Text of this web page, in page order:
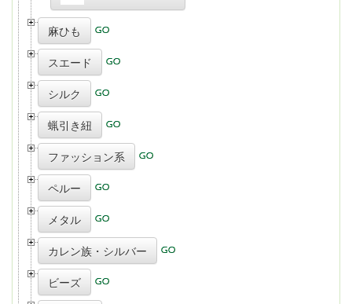
麻ひも
スエード
シルク
蝋引き紐
ファッション系
ペルー
メタル
カレン族・シルバー
ビーズ